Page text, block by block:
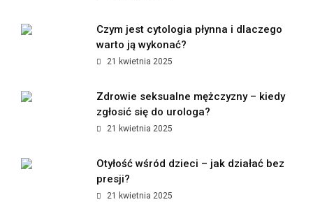
Czym jest cytologia płynna i dlaczego
warto ją wykonać?
21 kwietnia 2025
Zdrowie seksualne mężczyzny – kiedy
zgłosić się do urologa?
21 kwietnia 2025
Otyłość wśród dzieci – jak działać bez
presji?
21 kwietnia 2025